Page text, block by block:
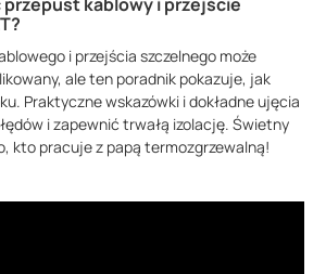
i przejścia szczelnego może
ale ten poradnik pokazuje, jak
Praktyczne wskazówki i dokładne ujęcia
i zapewnić trwałą izolację. Świetny
kto pracuje z papą termozgrzewalną!